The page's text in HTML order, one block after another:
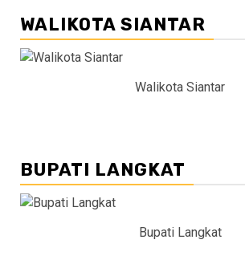
WALIKOTA SIANTAR
Walikota Siantar
BUPATI LANGKAT
Bupati Langkat